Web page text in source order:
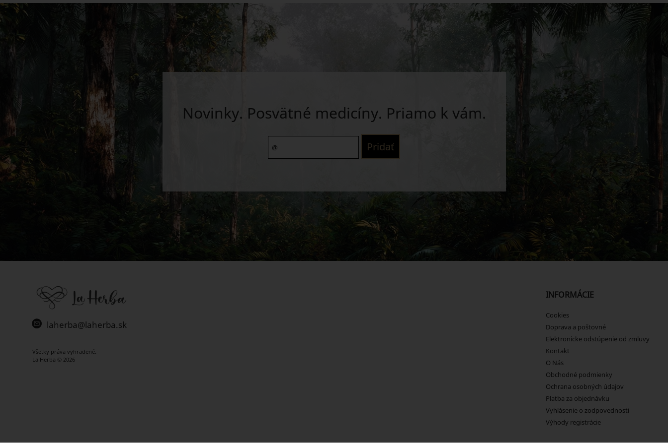
Novinky. Posvätné medicíny. Priamo k vám.
laherba@laherba.sk
Všetky práva vyhradené.
La Herba © 2026
INFORMÁCIE
Cookies
Doprava a poštovné
Elektronicke odstúpenie od zmluvy
Kontakt
O Nás
Obchodné podmienky
Ochrana osobných údajov
Platba za objednávku
Vyhlásenie o zodpovednosti
Výhody registrácie